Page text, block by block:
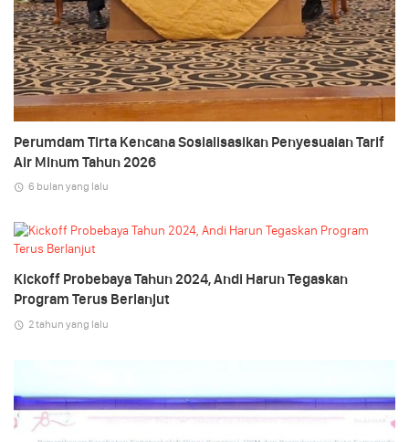
Perumdam Tirta Kencana Sosialisasikan Penyesuaian Tarif
Air Minum Tahun 2026
6 bulan yang lalu
Kickoff Probebaya Tahun 2024, Andi Harun Tegaskan
Program Terus Berlanjut
2 tahun yang lalu